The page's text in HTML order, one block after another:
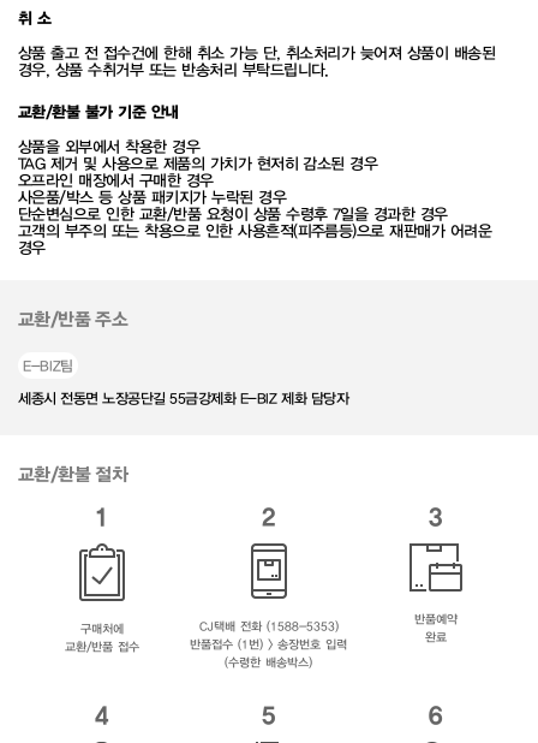
취 소
상품 출고 전 접수건에 한해 취소 가능 단, 취소처리가 늦어져 상품이 배송된
경우, 상품 수취거부 또는 반송처리 부탁드립니다.
교환/환불 불가 기준 안내
상품을 외부에서 착용한 경우
TAG 제거 및 사용으로 제품의 가치가 현저히 감소된 경우
오프라인 매장에서 구매한 경우
사은품/박스 등 상품 패키지가 누락된 경우
단순변심으로 인한 교환/반품 요청이 상품 수령후 7일을 경과한 경우
고객의 부주의 또는 착용으로 인한 사용흔적(피주름등)으로 재판매가 어려운
경우
교환/반품 주소
E-BIZ팀
세종시 전동면 노장공단길 55금강제화 E-BIZ 제화 담당자
교환/환불 절차
1
구매처에
교환/반품 접수
2
CJ택배 전화 (1588-5353)
반품접수 (1번) > 송장번호 입력
(수령한 배송박스)
3
반품예약
완료
4 5 6